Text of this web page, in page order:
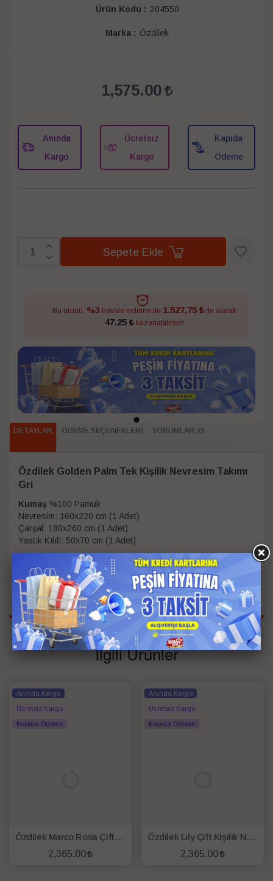
Ürün Kodu : 204550
Marka : Özdilek
1,575.00
Anında
Kargo
Ücretsiz
Kargo
Kapıda
Ödeme
Sepete Ekle
Bu ürünü, %3 havale indirimi ile 1.527,75 ₺ile alarak
47.25 ₺kazanabilirsin!
DETAYLAR ÖDEME SEÇENEKLERI YORUMLAR (0)
Özdilek Golden Palm Tek Kişilik Nevresim Takımı
Gri
Kumaş %100 Pamuk
Nevresim: 160x220 cm (1 Adet)
Çarşaf: 180x260 cm (1 Adet)
Yastık Kılıfı: 50x70 cm (1 Adet)
Kişi Bilgisi
Tek Kişilik
Renk
Gri
İlgili Ürünler
Anında Kargo
Ücretsiz Kargo
Kapıda Ödeme
Özdilek Marco Rosa Çift Kişilik Nevresim Takımı Beyaz
2,365.00
Anında Kargo
Ücretsiz Kargo
Kapıda Ödeme
Özdilek Lıly Çift Kişilik Nevresim Takımı Lila Beyaz
2,365.00